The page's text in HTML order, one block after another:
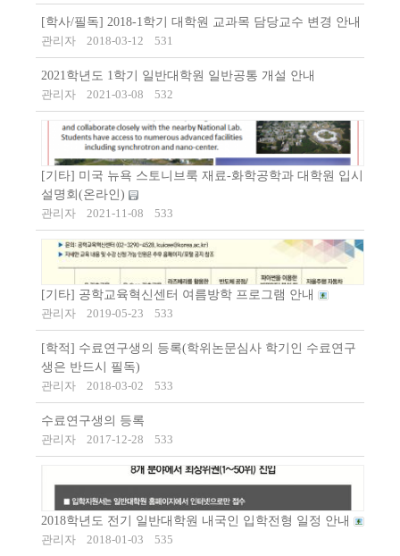
[학사/필독] 2018-1학기 대학원 교과목 담당교수 변경 안내
관리자
2018-03-12 531
2021학년도 1학기 일반대학원 일반공통 개설 안내
관리자
2021-03-08 532
[기타] 미국 뉴욕 스토니브룩 재료-화학공학과 대학원 입시
설명회(온라인)
관리자
2021-11-08 533
[기타] 공학교육혁신센터 여름방학 프로그램 안내
관리자
2019-05-23 533
[학적] 수료연구생의 등록(학위논문심사 학기인 수료연구
생은 반드시 필독)
관리자
2018-03-02 533
수료연구생의 등록
관리자
2017-12-28 533
2018학년도 전기 일반대학원 내국인 입학전형 일정 안내
관리자
2018-01-03 535